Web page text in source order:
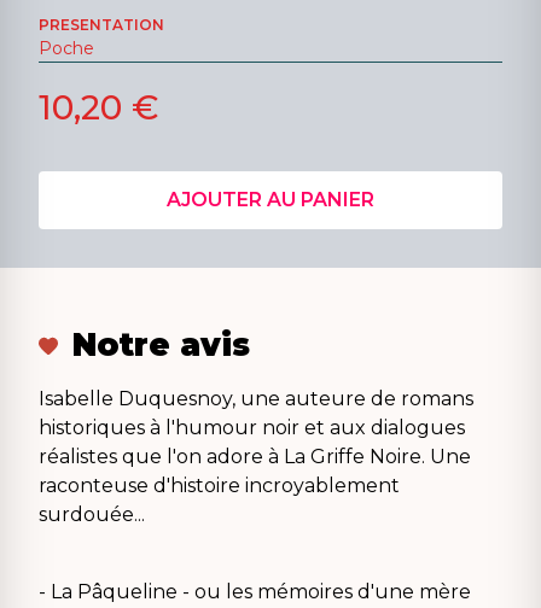
PRESENTATION
Poche
10,20 €
AJOUTER AU PANIER
Notre avis
Isabelle Duquesnoy, une auteure de romans
historiques à l'humour noir et aux dialogues
réalistes que l'on adore à La Griffe Noire. Une
raconteuse d'histoire incroyablement
surdouée...
- La Pâqueline - ou les mémoires d'une mère